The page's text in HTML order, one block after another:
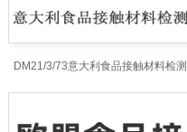
DM21/3/73意大利食品接触材料检测